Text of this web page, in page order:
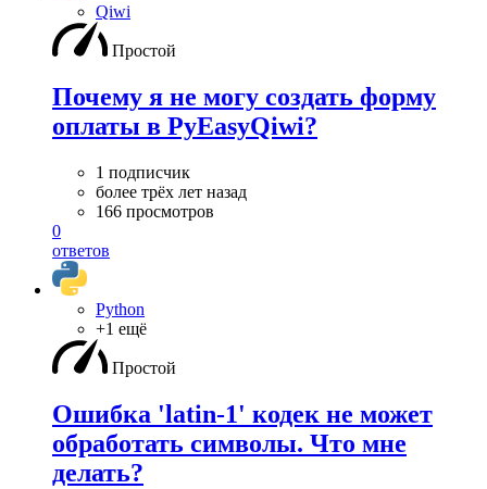
Qiwi
Простой
Почему я не могу создать форму
оплаты в PyEasyQiwi?
1 подписчик
более трёх лет назад
166 просмотров
0
ответов
Python
+1 ещё
Простой
Ошибка 'latin-1' кодек не может
обработать символы. Что мне
делать?